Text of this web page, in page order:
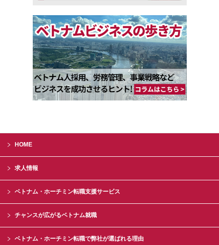
HOME
求人情報
ベトナム・ホーチミン転職支援サービス
チャンスが広がるベトナム就職
ベトナム・ホーチミン転職で弊社が選ばれる理由